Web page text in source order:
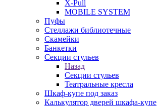
X-Pull
MOBILE SYSTEM
Пуфы
Стеллажи библиотечные
Скамейки
Банкетки
Секции стульев
Назад
Секции стульев
Театральные кресла
Шкаф-купе под заказ
Калькулятор дверей шкафа-купе